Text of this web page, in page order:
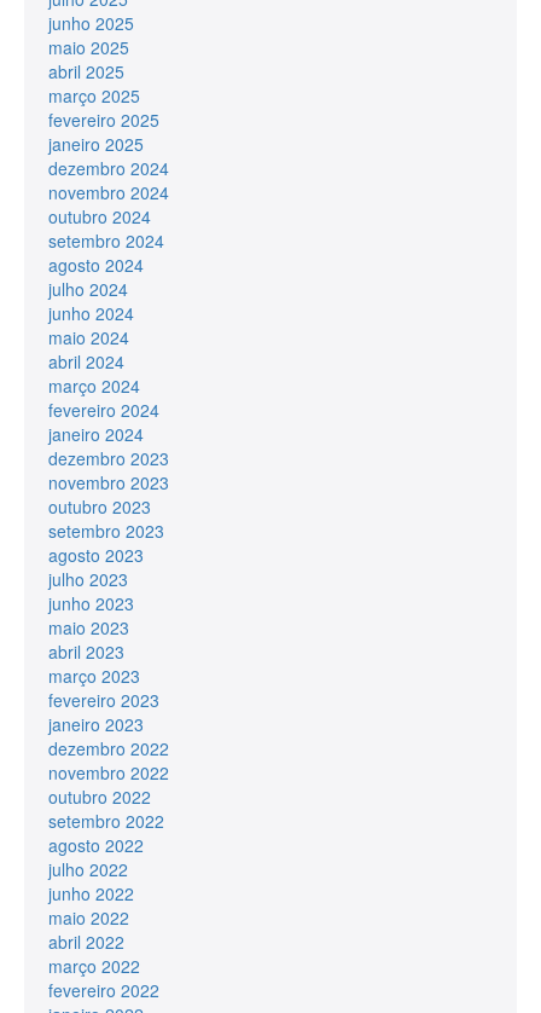
junho 2025
maio 2025
abril 2025
março 2025
fevereiro 2025
janeiro 2025
dezembro 2024
novembro 2024
outubro 2024
setembro 2024
agosto 2024
julho 2024
junho 2024
maio 2024
abril 2024
março 2024
fevereiro 2024
janeiro 2024
dezembro 2023
novembro 2023
outubro 2023
setembro 2023
agosto 2023
julho 2023
junho 2023
maio 2023
abril 2023
março 2023
fevereiro 2023
janeiro 2023
dezembro 2022
novembro 2022
outubro 2022
setembro 2022
agosto 2022
julho 2022
junho 2022
maio 2022
abril 2022
março 2022
fevereiro 2022